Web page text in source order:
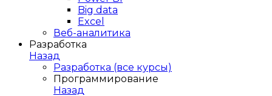
Big data
Excel
Веб-аналитика
Разработка
Назад
Разработка (все курсы)
Программирование
Назад